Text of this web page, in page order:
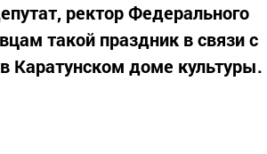
ректор Федерального
такой праздник в связи с
Каратунском доме культуры.